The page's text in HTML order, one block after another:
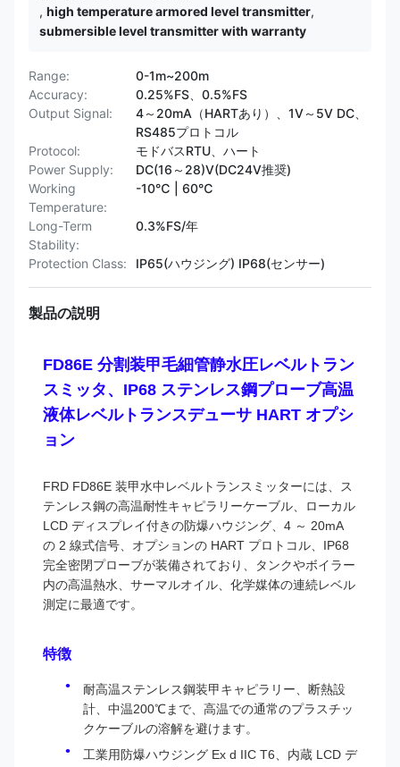
, high temperature armored level transmitter,
submersible level transmitter with warranty
Range:
0-1m~200m
Accuracy:
0.25%FS、0.5%FS
Output Signal:
4～20mA（HARTあり）、1V～5V DC、
RS485プロトコル
Protocol:
モドバスRTU、ハート
Power Supply:
DC(16～28)V(DC24V推奨)
Working
Temperature:
-10℃ | 60℃
Long-Term
Stability:
0.3%FS/年
Protection Class: IP65(ハウジング) IP68(センサー)
製品の説明
FD86E 分割装甲毛細管静水圧レベルトラン
スミッタ、IP68 ステンレス鋼プローブ高温
液体レベルトランスデューサ HART オプシ
ョン
FRD FD86E 装甲水中レベルトランスミッターには、ス
テンレス鋼の高温耐性キャピラリーケーブル、ローカル
LCD ディスプレイ付きの防爆ハウジング、4 ～ 20mA
の 2 線式信号、オプションの HART プロトコル、IP68
完全密閉プローブが装備されており、タンクやボイラー
内の高温熱水、サーマルオイル、化学媒体の連続レベル
測定に最適です。
特徴
耐高温ステンレス鋼装甲キャピラリー、断熱設
計、中温200℃まで、高温での通常のプラスチッ
クケーブルの溶解を避けます。
工業用防爆ハウジング Ex d IIC T6、内蔵 LCD デ